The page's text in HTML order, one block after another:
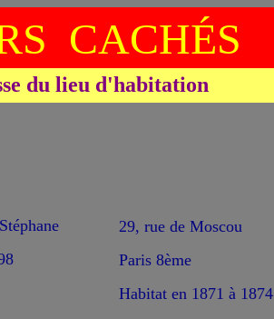
CACHÉS
du lieu d'habitation
29, rue de Moscou
Paris 8ème
Habitat en 1871 à 1874